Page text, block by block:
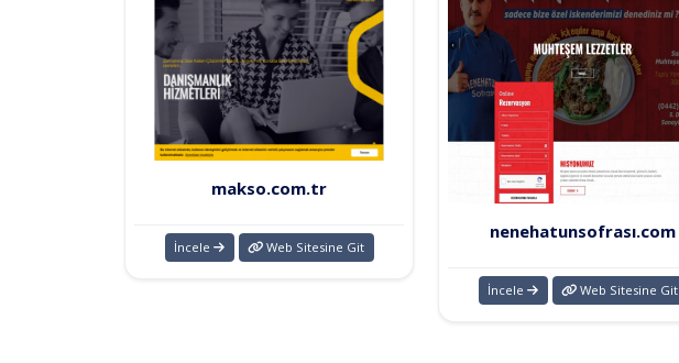
makso.com.tr
İncele Web Sitesine Git
nenehatunsofrası.com
İncele Web Sitesine Git